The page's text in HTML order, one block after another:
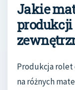
Jakie
Produkcja rolet
na różnych